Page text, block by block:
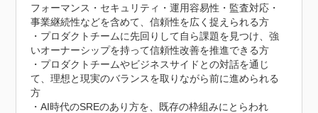
フォーマンス・セキュリティ・運用容易性・監査対応・
事業継続性などを含めて、信頼性を広く捉えられる方
・プロダクトチームに先回りして自ら課題を見つけ、強
いオーナーシップを持って信頼性改善を推進できる方
・プロダクトチームやビジネスサイドとの対話を通じ
て、理想と現実のバランスを取りながら前に進められる
方
・AI時代のSREのあり方を、既存の枠組みにとらわれ